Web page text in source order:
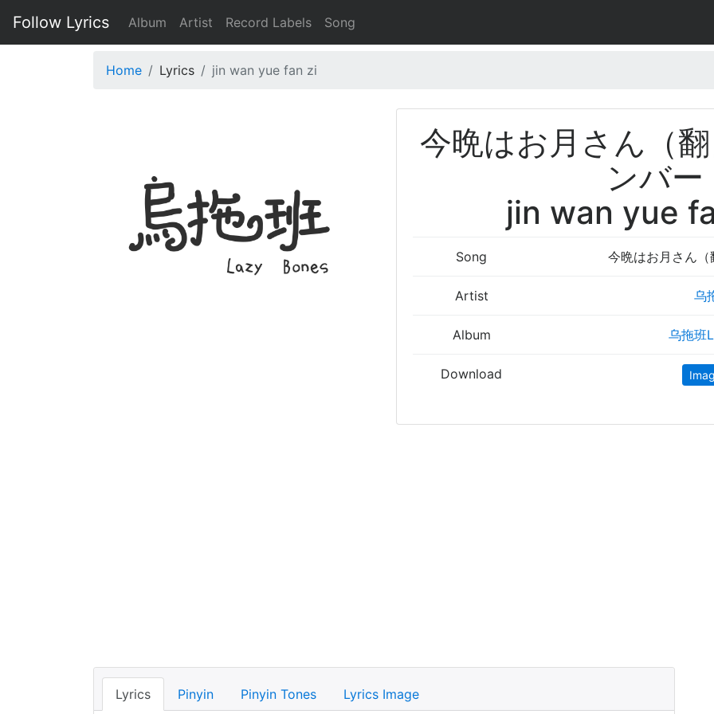
Follow Lyrics Album Artist Record Labels Song
Home Lyrics jin wan yue fan zi
今晩はお月さん（
ンバー
jin wan yue
Song 今晩はお月さん（
Artist 乌
Album 乌拖班
Download
Lyrics Pinyin Pinyin Tones Lyrics Image